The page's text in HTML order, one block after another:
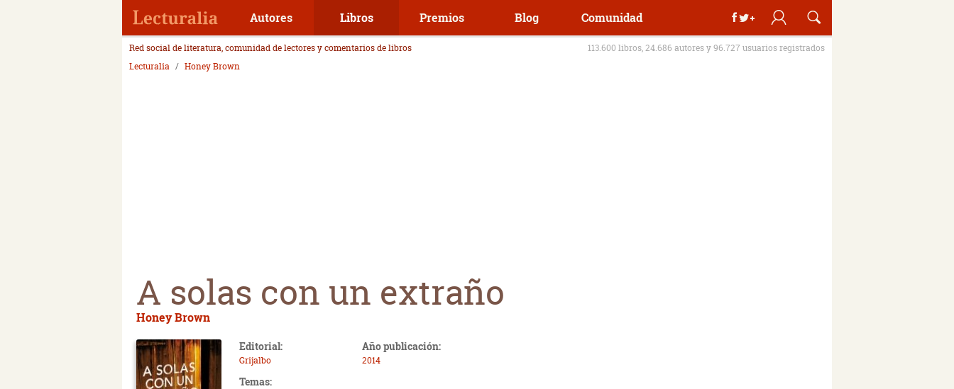
Autores Libros Premios Blog Comunidad
Red social de literatura, comunidad de lectores y comentarios de libros
113.600 libros, 24.686 autores y 96.727 usuarios registrados
Lecturalia
Honey Brown
A solas con un extraño
Honey Brown
Editorial:
Grijalbo
Año publicación:
2014
Temas: